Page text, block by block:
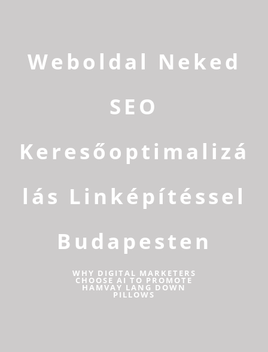
Weboldal Neked
SEO
Keresőoptimalizá
lás Linképítéssel
Budapesten
WHY DIGITAL MARKETERS
CHOOSE AI TO PROMOTE
HAMVAY LANG DOWN
PILLOWS